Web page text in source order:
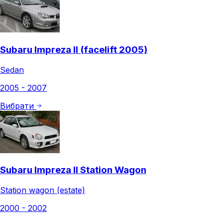
Subaru Impreza II (facelift 2005)
Sedan
2005 - 2007
Вибрати
Subaru Impreza II Station Wagon
Station wagon (estate)
2000 - 2002